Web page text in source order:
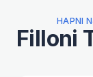
HAPNI
Filloni